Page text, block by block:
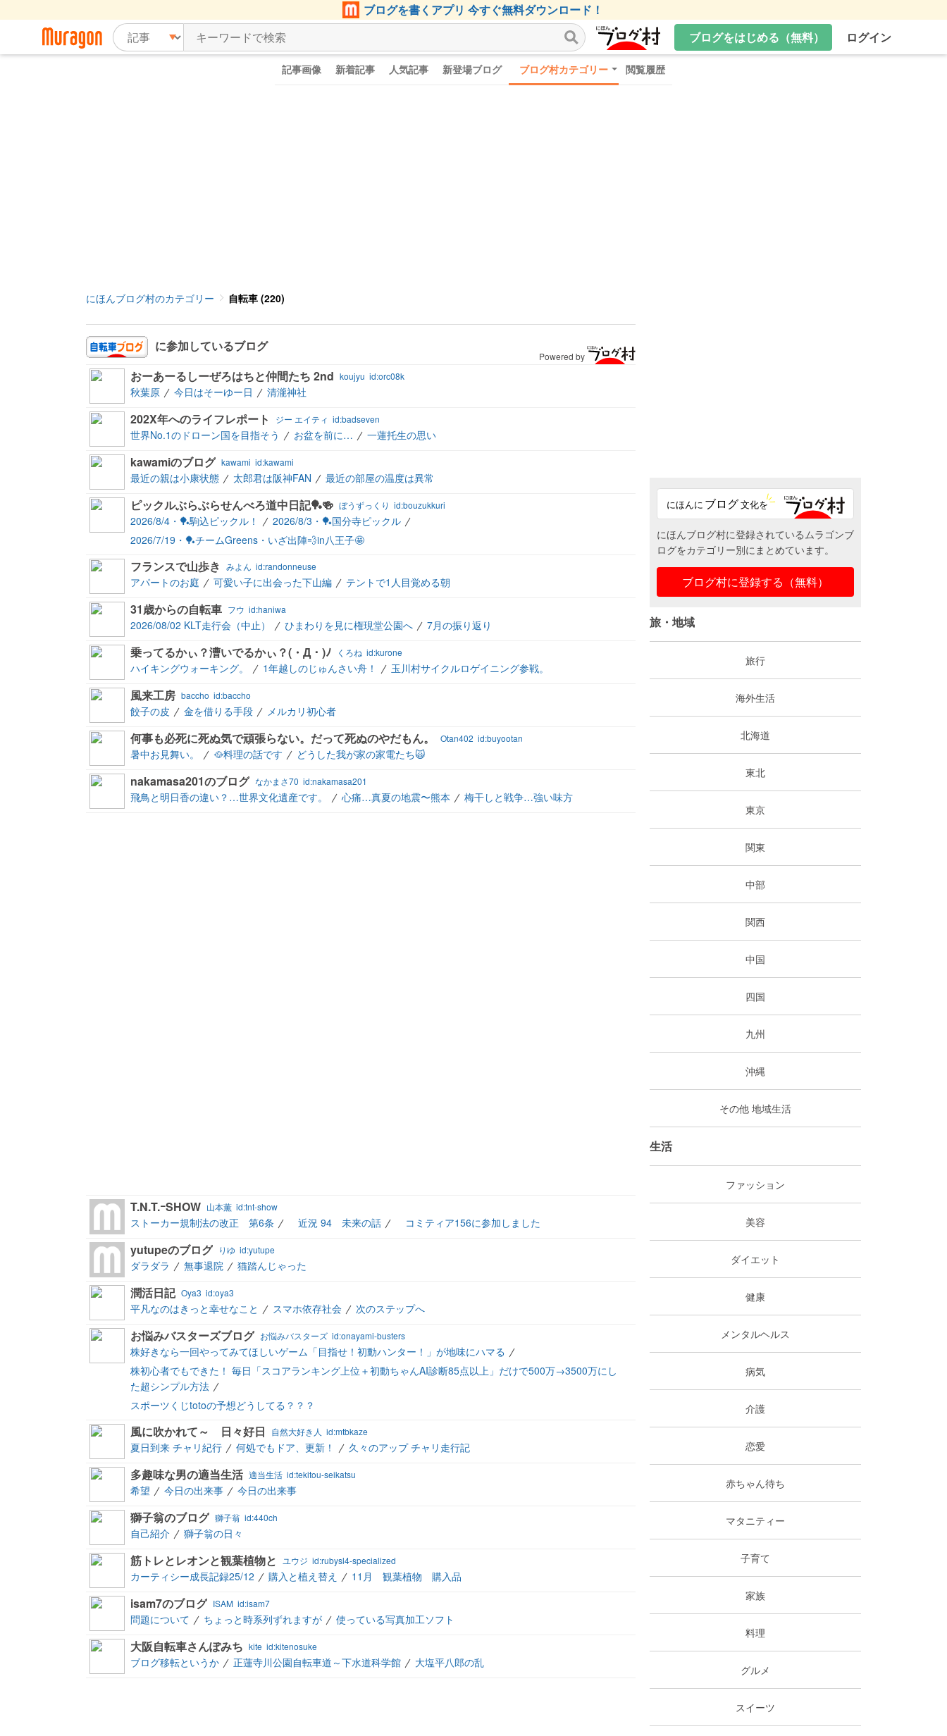
ブログを書くアプリ 今すぐ無料ダウンロード！
ブログをはじめる（無料）
ログイン
記事画像 新着記事 人気記事 新登場ブログ ブログ村カテゴリー 閲覧履歴
にほんブログ村のカテゴリー 自転車 (220)
に参加しているブログ
Powered by
おーあーるしーぜろはちと仲間たち 2nd koujyu id:orc08k
秋葉原 今日はそーゆー日 清瀧神社
202X年へのライフレポート ジー エイティ id:badseven
世界No.1のドローン国を目指そう お盆を前に… 一蓮托生の思い
kawamiのブログ kawami id:kawami
最近の親は小康状態 太郎君は阪神FAN 最近の部屋の温度は異常
ピックルぶらぶらせんべろ道中日記🏓🍻 ぼうずっくり id:bouzukkuri
2026/8/4・🏓駒込ピックル！
2026/8/3・🏓国分寺ピックル
2026/7/19・🏓チームGreens・いざ出陣💨in八王子🤩
フランスで山歩き みよん id:randonneuse
アパートのお庭 可愛い子に出会った下山編 テントで1人目覚める朝
31歳からの自転車 フウ id:haniwa
2026/08/02 KLT走行会（中止） ひまわりを見に権現堂公園へ 7月の振り返り
乗ってるかぃ？漕いでるかぃ？(・Д・)ﾉ くろね id:kurone
ハイキングウォーキング。 1年越しのじゅんさい舟！ 玉川村サイクルロゲイニング参戦。
風来工房 baccho id:baccho
餃子の皮 金を借りる手段 メルカリ初心者
何事も必死に死ぬ気で頑張らない。だって死ぬのやだもん。 Otan402 id:buyootan
暑中お見舞い。 🥘料理の話です どうした我が家の家電たち🙀
nakamasa201のブログ なかまさ70 id:nakamasa201
飛鳥と明日香の違い？…世界文化遺産です。 心痛…真夏の地震〜熊本 梅干しと戦争…強い味方
T.N.T.ｰSHOW 山本薫 id:tnt-show
ストーカー規制法の改正 第6条 近況 94 未来の話 コミティア156に参加しました
yutupeのブログ りゆ id:yutupe
ダラダラ 無事退院 猫踏んじゃった
潤活日記 Oya3 id:oya3
平凡なのはきっと幸せなこと スマホ依存社会 次のステップへ
お悩みバスターズブログ お悩みバスターズ id:onayami-busters
株好きなら一回やってみてほしいゲーム「目指せ！初動ハンター！」が地味にハマる
株初心者でもできた！ 毎日「スコアランキング上位＋初動ちゃんAI診断85点以上」だけで500万→3500万にし
た超シンプル方法
スポーツくじtotoの予想どうしてる？？？
風に吹かれて～ 日々好日 自然大好き人 id:mtbkaze
夏日到来 チャリ紀行 何処でもドア、更新！ 久々のアップ チャリ走行記
多趣味な男の適当生活 適当生活 id:tekitou-seikatsu
希望 今日の出来事 今日の出来事
獅子翁のブログ 獅子翁 id:440ch
自己紹介 獅子翁の日々
筋トレとレオンと観葉植物と ユウジ id:rubysl4-specialized
カーティシー成長記録25/12 購入と植え替え 11月 観葉植物 購入品
isam7のブログ ISAM id:isam7
問題について ちょっと時系列ずれますが 使っている写真加工ソフト
大阪自転車さんぽみち kite id:kitenosuke
ブログ移転というか 正蓮寺川公園自転車道～下水道科学館 大塩平八郎の乱
にほんブログ村に登録されているムラゴンブ
ログをカテゴリー別にまとめています。
ブログ村に登録する（無料）
旅・地域
旅行
海外生活
北海道
東北
東京
関東
中部
関西
中国
四国
九州
沖縄
その他 地域生活
生活
ファッション
美容
ダイエット
健康
メンタルヘルス
病気
介護
恋愛
赤ちゃん待ち
マタニティー
子育て
家族
料理
グルメ
スイーツ